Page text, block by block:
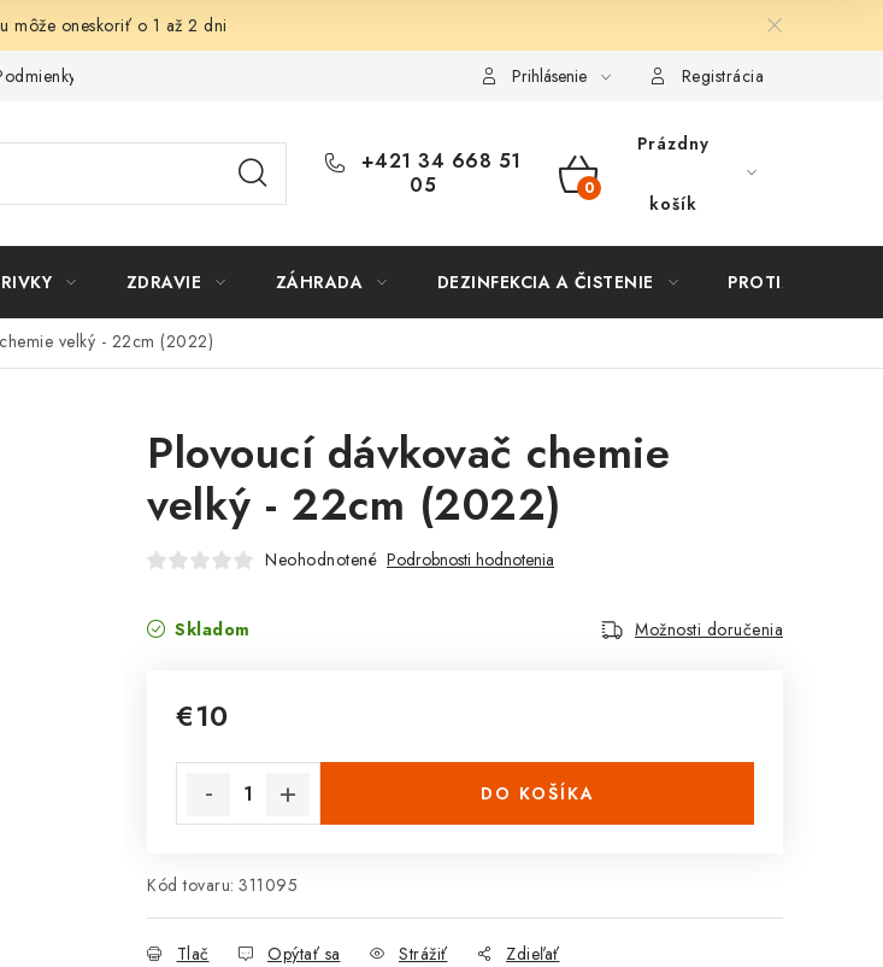
môže oneskoriť o 1 až 2 dni
ochrany osobných údajov Spôsob dopravy a platby Vernostný program Moja objednávka
Prihlásenie Registrácia
+421 34 668 51
05
NÁKUPNÝ
Prázdny
košík
ZDRAVIE ZÁHRADA DEZINFEKCIA A ČISTENIE
velký - 22cm (2022)
Plovoucí dávkovač chemie
velký - 22cm (2022)
Neohodnotené Podrobnosti hodnotenia
Skladom Možnosti doručenia
€10
DO KOŠÍKA
Kód tovaru: 311095
Tlač Opýtať sa Strážiť Zdieľať